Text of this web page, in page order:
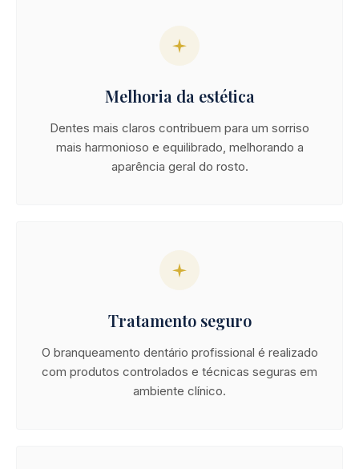
Melhoria da estética
Dentes mais claros contribuem para um sorriso
mais harmonioso e equilibrado, melhorando a
aparência geral do rosto.
Tratamento seguro
O branqueamento dentário profissional é realizado
com produtos controlados e técnicas seguras em
ambiente clínico.